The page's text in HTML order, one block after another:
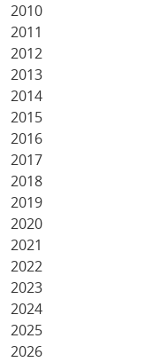
2010
2011
2012
2013
2014
2015
2016
2017
2018
2019
2020
2021
2022
2023
2024
2025
2026